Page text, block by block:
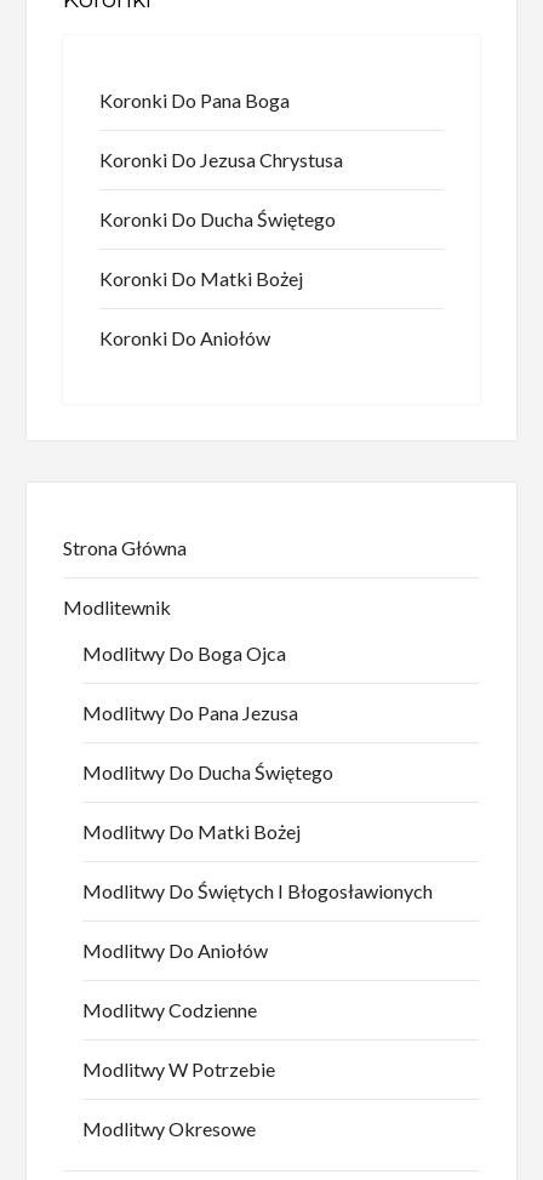
Koronki Do Pana Boga
Koronki Do Jezusa Chrystusa
Koronki Do Ducha Świętego
Koronki Do Matki Bożej
Koronki Do Aniołów
Strona Główna
Modlitewnik
Modlitwy Do Boga Ojca
Modlitwy Do Pana Jezusa
Modlitwy Do Ducha Świętego
Modlitwy Do Matki Bożej
Modlitwy Do Świętych I Błogosławionych
Modlitwy Do Aniołów
Modlitwy Codzienne
Modlitwy W Potrzebie
Modlitwy Okresowe